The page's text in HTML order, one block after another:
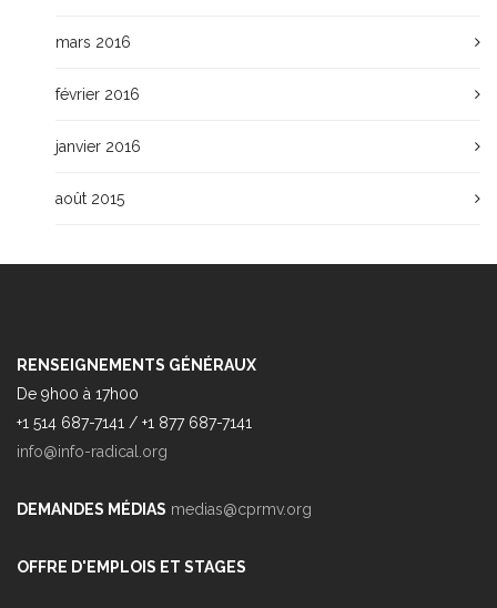
mars 2016
février 2016
janvier 2016
août 2015
RENSEIGNEMENTS GÉNÉRAUX
De 9h00 à 17h00
+1 514 687-7141 / +1 877 687-7141
info@info-radical.org
DEMANDES MÉDIAS medias@cprmv.org
OFFRE D'EMPLOIS ET STAGES